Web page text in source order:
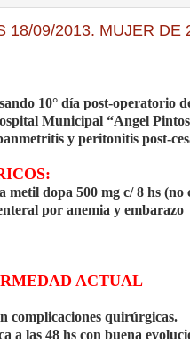
18/09/2013. MUJER
10° día post-operatorio
Municipal “Angel
y peritonitis post-
metil dopa 500 mg c/ 8 hs
por anemia y embarazo
ACTUAL
complicaciones quirúrgicas.
a las 48 hs con buena